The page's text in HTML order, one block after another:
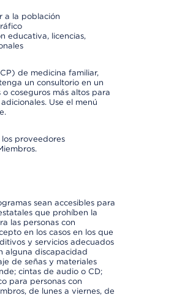
a la población
educativa, licencias,
de medicina familiar,
un consultorio en un
coseguros más altos para
Use el menú
proveedores
sean accesibles para
que prohíben la
las personas con
en los casos en los que
y servicios adecuados
alguna discapacidad
de señas y materiales
cintas de audio o CD;
para personas con
de lunes a viernes, de